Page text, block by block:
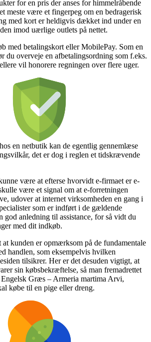
for en pris der anses for himmelråbende
meste være et fingerpeg om en bedragerisk
med kort er heldigvis dækket ind under en
imod uærlige outlets på nettet.
med betalingskort eller MobilePay. Som en
du overveje en afbetalingsordning som f.eks.
vil honorere regningen over flere uger.
en netbutik kan de egentlig gennemlæse
det er dog i reglen et tidskrævende
være at efterse hvorvidt e-firmaet er e-
være et signal om at e-forretningen
udover at internet virksomheden en gang i
som er indført i de gældende
god anledning til assistance, for så vidt du
med dit indkøb.
kunden er opmærksom på de fundamentale
handlen, som eksempelvis hvilken
tilsikrer. Her er det desuden vigtigt, at
sin købsbekræftelse, så man fremadrettet
Græs – Armeria martima Arvi,
købe til en pige eller dreng.